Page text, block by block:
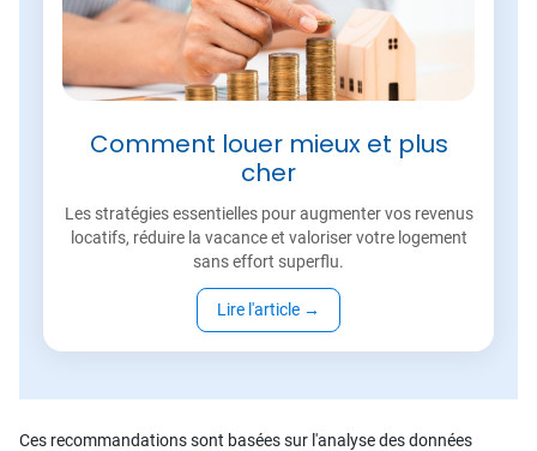
Comment louer mieux et plus
cher
Les stratégies essentielles pour augmenter vos revenus
locatifs, réduire la vacance et valoriser votre logement
sans effort superflu.
Lire l'article →
Ces recommandations sont basées sur l'analyse des données